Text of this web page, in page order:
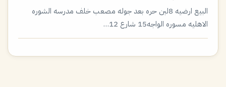
البيع ارضيه 8لبن حره بعد جوله مصعب خلف مدرسه الشوره
الاهليه مسوره الواجه15 شارع 12…